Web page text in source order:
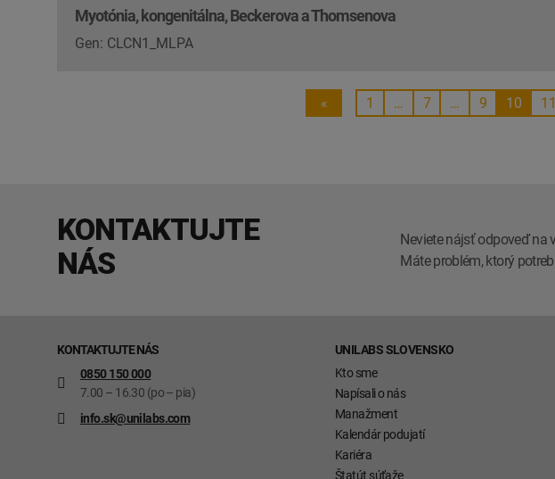
Myotónia, kongenitálna, Beckerova a Thomsenova
Gen: CLCN1_MLPA
« 1 … 7 … 9 10 11
KONTAKTUJTE
NÁS
Neviete nájsť odpoveď na
Máte problém, ktorý
KONTAKTUJTE NÁS
0850 150 000
7.00 – 16.30 (po – pia)
info.sk@unilabs.com
UNILABS SLOVENSKO
Kto sme
Napísali o nás
Manažment
Kalendár podujatí
Kariéra
Štatút súťaže